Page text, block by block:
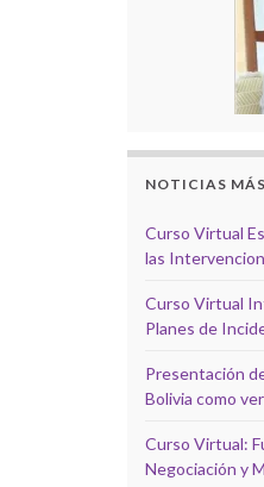
NOTICIAS
Curso Virtual
las
Curso Virtual
Planes de
Presentación
Bolivia como
Curso Virtual:
Negociación y